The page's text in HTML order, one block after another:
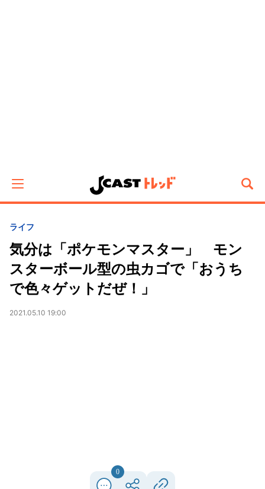
ライフ
気分は「ポケモンマスター」 モン
スターボール型の虫カゴで「おうち
で色々ゲットだぜ！」
2021.05.10 19:00
0